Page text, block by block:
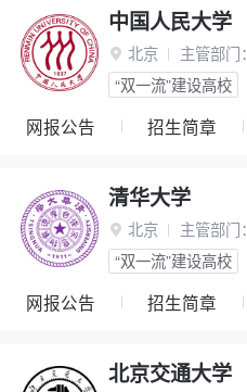
中国人民大学
 北京 主管部门：
“双一流”建设高校
网报公告 招生简章
清华大学
 北京 主管部门：
“双一流”建设高校
网报公告 招生简章
北京交通大学